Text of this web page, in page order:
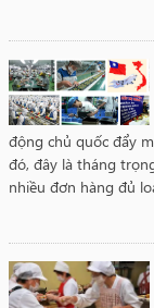
động chủ quốc đẩy
đó, đây là tháng
nhiều đơn hàng đủ